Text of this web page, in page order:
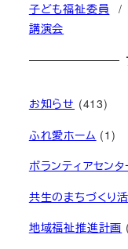
子ども福祉委員
講演会
お知らせ (413)
ふれ愛ホーム (1)
ボランティアセンタ
共生のまちづくり
地域福祉推進計画